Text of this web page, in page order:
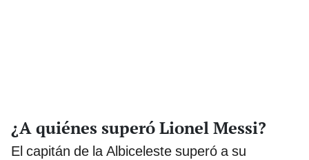
¿A quiénes superó Lionel Messi?
El capitán de la Albiceleste superó a su